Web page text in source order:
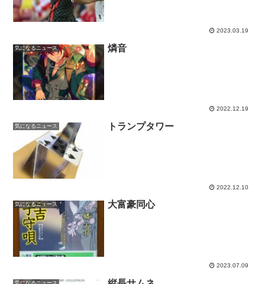
2023.03.19
気になるニュース 燐音
2022.12.19
気になるニュース トランプタワー
2022.12.10
気になるニュース 大富豪同心
2023.07.09
気になるニュース